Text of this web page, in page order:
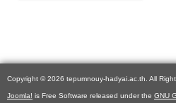
Copyright © 2026 tepumnouy-hadyai.ac.th. All
Joomla! is Free Software released under the GNU